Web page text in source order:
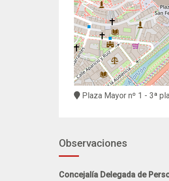
Plaza Mayor nº 1 - 3ª
Observaciones
Concejalía Delegada de